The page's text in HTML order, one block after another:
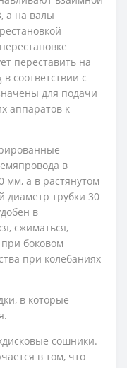
а на валы
переставить на
в соответствии с
для подачи
аппаратов к
в
мм, а в растянутом
диаметр трубки 30
в
сжиматься,
боковом
при колебаниях
в которые
сошники.
в том, что